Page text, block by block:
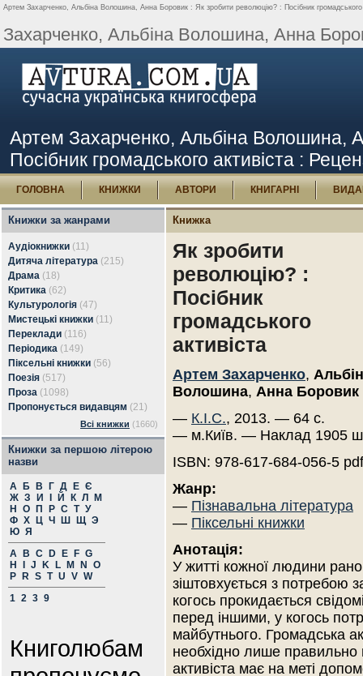
Артем Захарченко, Альбіна Волошина, Анна Боровик : Як зробити революцію? : Посібник громадського
Захарченко, Альбіна Волошина, Анна
Артем Захарченко, Альбіна Волошина,
Посібник громадського активіста :
ГОЛОВНА КНИЖКИ АВТОРИ КНИГАРНІ
Книжки за жанрами
Аудіокнижки (11)
Дитяча література (215)
Драма (18)
Критика (62)
Культурологія (47)
Мистецькі книжки (11)
Переклади (116)
Періодика (149)
Піксельні книжки (56)
Поезія (517)
Проза (1098)
Пропонується видавцям (21)
Всі книжки (1660)
Книжки за першою літерою
назви
А Б В Г Д Е Є
Ж З И Й К Л
М
Н
О П Р С Т У
Ф Х Ц Ч Ш Щ Э
Ю Я
A
B C D E F G
H
J K L M N
O
P
R S T U V W
1 2 3 9
Книголюбам
Книжка
Як зробити
революцію? :
Посібник
громадського
активіста
Артем Захарченко,
Волошина, Анна Боровик
— К.І.С., 2013. — 64 с.
— м.Київ. — Наклад 1905
ISBN: 978-617-684-056-5 pdf
Жанр:
— Пізнавальна література
— Піксельні книжки
Анотація:
У житті кожної людини
зіштовхується з потребою
когось прокидається
перед іншими, у когось
майбутнього. Громадська
необхідно лише правильно
активіста має на меті